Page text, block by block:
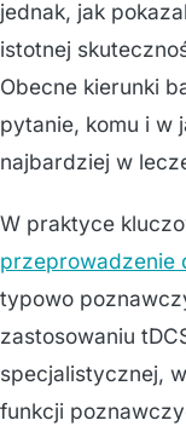
jednak, jak
istotnej
Obecne kierunki
pytanie, komu i w
najbardziej w
W praktyce
przeprowadzenie
typowo
zastosowaniu
specjalistycznej,
funkcji